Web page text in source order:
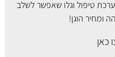
טיפול וגלו שאפשר לשלב
ומחיר הוגן!
כאן